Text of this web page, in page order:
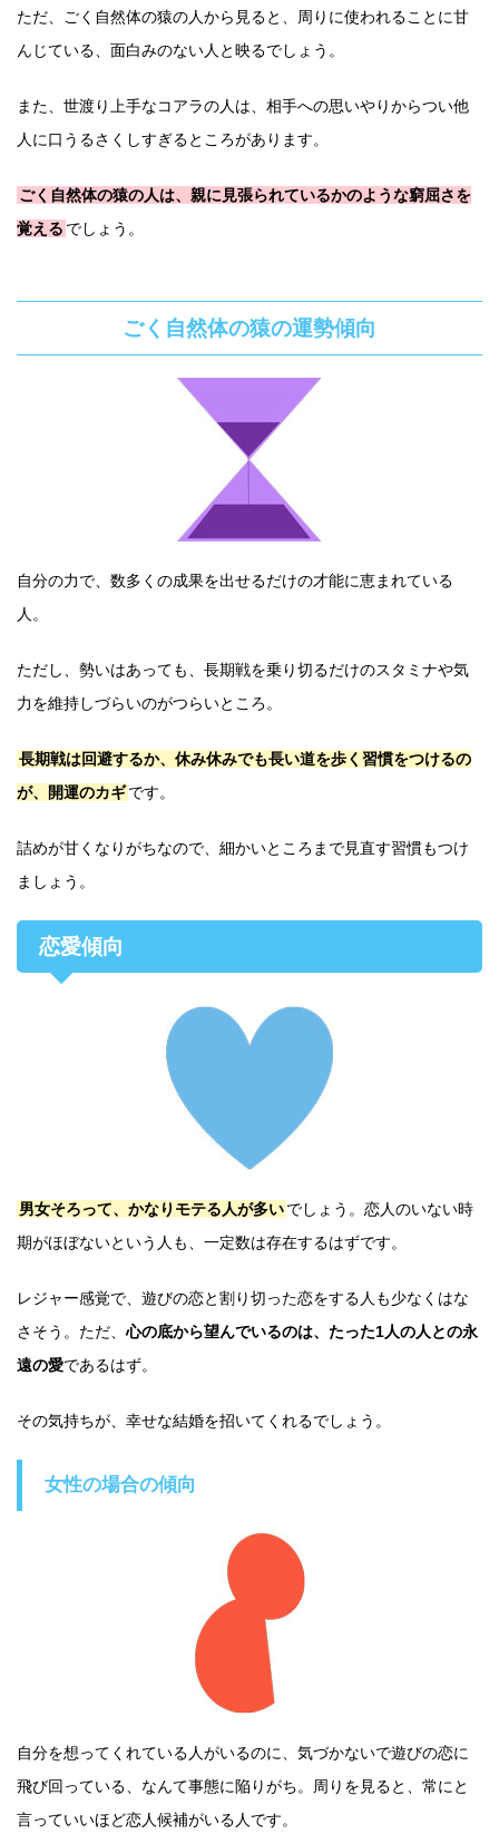
ただ、ごく自然体の猿の人から見ると、周りに使われることに甘
んじている、面白みのない人と映るでしょう。
また、世渡り上手なコアラの人は、相手への思いやりからつい他
人に口うるさくしすぎるところがあります。
ごく自然体の猿の人は、親に見張られているかのような窮屈さを
覚える でしょう。
ごく自然体の猿の運勢傾向
自分の力で、数多くの成果を出せるだけの才能に恵まれている
人。
ただし、勢いはあっても、長期戦を乗り切るだけのスタミナや気
力を維持しづらいのがつらいところ。
長期戦は回避するか、休み休みでも長い道を歩く習慣をつけるの
が、開運のカギです。
詰めが甘くなりがちなので、細かいところまで見直す習慣もつけ
ましょう。
恋愛傾向
男女そろって、かなりモテる人が多いでしょう。恋人のいない時
期がほぼないという人も、一定数は存在するはずです。
レジャー感覚で、遊びの恋と割り切った恋をする人も少なくはな
さそう。ただ、 心の底から望んでいるのは、たった1人の人との永
遠の愛であるはず。
その気持ちが、幸せな結婚を招いてくれるでしょう。
女性の場合の傾向
自分を想ってくれている人がいるのに、気づかないで遊びの恋に
飛び回っている、なんて事態に陥りがち。周りを見ると、常にと
言っていいほど恋人候補がいる人です。